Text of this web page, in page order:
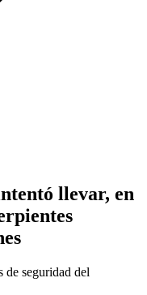
llevar, en
de seguridad del